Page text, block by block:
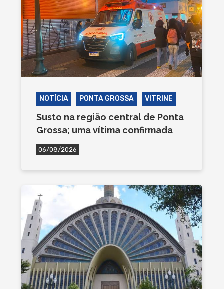
NOTÍCIA PONTA GROSSA VITRINE
Susto na região central de Ponta
Grossa; uma vítima confirmada
06/08/2026